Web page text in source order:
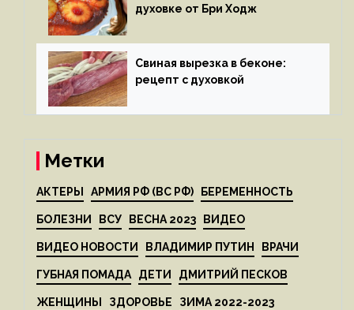
духовке от Бри Ходж
Свиная вырезка в беконе:
рецепт с духовкой
Метки
АКТЕРЫ АРМИЯ РФ (ВС РФ) БЕРЕМЕННОСТЬ
БОЛЕЗНИ ВСУ ВЕСНА 2023 ВИДЕО
ВИДЕО НОВОСТИ ВЛАДИМИР ПУТИН ВРАЧИ
ГУБНАЯ ПОМАДА ДЕТИ ДМИТРИЙ ПЕСКОВ
ЖЕНЩИНЫ ЗДОРОВЬЕ ЗИМА 2022-2023